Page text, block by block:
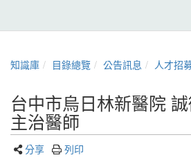
知識庫 目錄總覽 公告訊息 人才招
台中市烏日林新醫院
主治醫師
分享 列印